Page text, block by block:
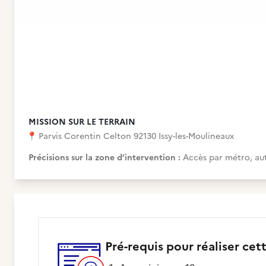
MISSION SUR LE TERRAIN
📍 Parvis Corentin Celton 92130 Issy-les-Moulineaux
Précisions sur la zone d’intervention : Accès par métro,
Pré-requis pour réaliser